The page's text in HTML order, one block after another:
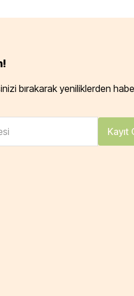
bırakarak yeniliklerden
Kayıt